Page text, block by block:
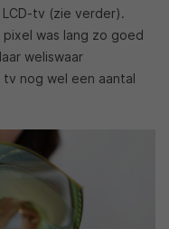
tv (zie verder).
was lang zo goed
weliswaar
nog wel een aantal